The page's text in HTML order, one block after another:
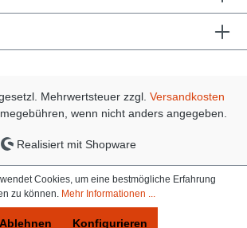
Mehrwertsteuer zzgl. Versandkosten
wenn nicht anders angegeben.
Realisiert mit Shopware
Cookies, um eine bestmögliche Erfahrung
zu können. Mehr Informationen ...
Ablehnen Konfigurieren